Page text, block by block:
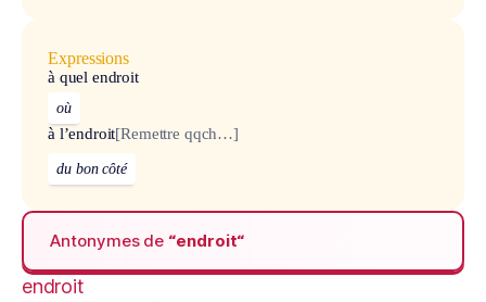
Expressions
à quel endroit
où
à l’endroit[Remettre qqch…]
du bon côté
Antonymes de “endroit“
endroit